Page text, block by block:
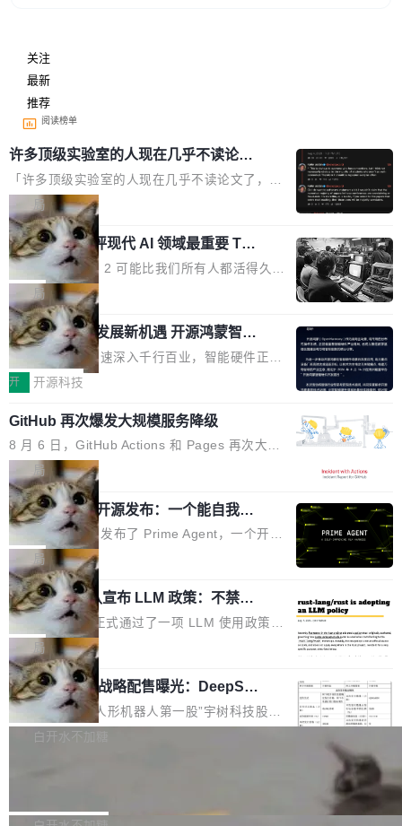
关注
最新
推荐
阅读榜单
许多顶级实验室的人现在几乎不读论文
了
「许多顶级实验室的人现在几乎不读论文了，而
且他们认为 ICLR/ICML/NeurIPS 充斥着大量过
度宣传和欺诈。」 OpenAI 研究员 Keller Jorda
n 这条推文引发了广泛讨论。他不是在说风凉
话，他是说出了一个圈内人尽皆知但很少公开捅
破的事实。 Jordan 随后补充了一句软化声明：
「我不认为这些会议上大部分论文都在过度宣传
或造假。问题是，作为读者，如果你筛选出那些
看起来最令人兴奋的论文，那它们大部分都是过
度宣传的。」 这才是真正的痛点。不是所有论文
都有问题，是最吸引眼球的那批论文最有问题。
他引用的帖子来自 Mathew Shen，一位 ICLR 2
026 的读者：「看了篇 ...
局
xAI 前工程师评现代 AI 领域最重要 Top
3 开源项目
Flash Attention 2 可能比我们所有人都活得久。
这句话不是来自某个技术博客，而是出自 Hieu
Pham 的一条推文。Hieu Pham 是谁？他是 xAI
的早期工程师之一，在 Grok 训练基础设施团队
工作过。近日他在 X 上发了一条帖子，列出了他
认为现代 AI 领域最重要的三个开源项目。 第一
个名字毫无悬念：Flash Attention 2。 Hieu 的
理由很具体。FA 系列不需要解释，但 FA2 是他
认为最重要的一个——复杂度恰到好处，刚好能
驱动你去学 CuTe，但还没被那些"邪恶的" Hopp
er++ 优化所淹没，足够容易修改和适配。 更关
键的是 FA2 的持久性...
局
共商智能硬件发展新机遇 开源鸿蒙智能
硬件开发者日杭州站即将举行
随着万物智联加速深入千行百业，智能硬件正从
单点设备迈向智能化、网联化、协同化发展。作
鸿蒙通过统一技术底座和分布式能力，为不同类
型智能设备的开发、连接与互联提供关键支撑，
也为产业链企业探索产品创新与商业增长打开新
的空间。 8月14日，开源鸿蒙智能硬件开发者日
（OHDD：OpenHarmony Hardware Develope
r Day）将在杭州启航。活动面向智能硬件产业
链企业和开发者，邀请行业专家与资深技术顾
问，围绕开源鸿蒙技术能力、设备适配、芯片适
配、功耗与稳定性调优、兼容性测评及统一互联
等内容展开系统讲解和实战交流，帮助企业进一
步了解开源鸿蒙在智能...
开 开源科技
GitHub 再次爆发大规模服务降级
8 月 6 日，GitHub Actions 和 Pages 再次大规
模服务降级，Actions 完全不可用超过 5 小时，
webhook 停发，连自托管 runner 也因调度层故
障无法工作。Pages、Copilot code review、C
opilot coding agent 全部受影响。从检测到完全
恢复，大约 12 小时。 这是 2026 年 8 月的第六
起事故，其中四起与 AI/Copilot 服务相关。 Git
Hub 员工 kdaigle 在 HN 讨论中贴出了一组数
据：2025 年全年 10 亿次 commit。现在，每周
2.75 亿次，全年预计 140 亿次。GitHub...
局
Prime Agent 开源发布：一个能自我改
进的编程 Agent，ARC-AGI 3 超越人类
专家基线
Prime Intellect 发布了 Prime Agent，一个开源
的编程 Agent Harness，核心设计围绕两个抽
象：Recursive Language Model（RLM）和 C
ontinual Harness。在 ARC-AGI 3 基准测试
上，Prime Agent + Opus 5 的组合达到了 95.
5% RHAE Best@1，超过了 ARC 报告的人类专
家基线 95.4%。 不是又一个 coding agent 包装
器 Prime Agent 的架构和市面上大多数 coding
agent 有本质区别。大多数 agent harness 的设
计是基于早期模型的能力—...
局
Rust 项目团队宣布 LLM 政策：不禁
止，但你要承认哪些代码不是你写的
Rust 语言项目正式通过了一项 LLM 使用政策，
覆盖 rust-lang/rust 单一仓库的代码贡献。这不
是项目级别的官方立场，目前由五个团队采纳，
但它可能是主流开源项目中关于 AI 辅助贡献最
细致的一份规则。 政策的核心只有一句话：LLM
可以用来分析、提炼、审阅、建议，但不能用来
不得生成涉及安全性的关键变更，除非作者本身
局
宇树科技 IPO 战略配售曝光：DeepSe
ek 获配 93.3 万股，锁定 36 个月
8月6日晚间，“人形机器人第一股”宇树科技股份
有限公司披露IPO发行价格及战略配售结果，杭
36个月。 公告显示，本次宇树科技战略配售对
白开水不加糖
Bug fixes and enhancements 修复多次传递同